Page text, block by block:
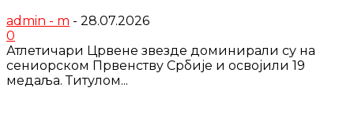
admin - m - 28.07.2026
0
Атлетичари Црвене звезде доминирали су на
сениорском Првенству Србије и освојили 19
медаља. Титулом...